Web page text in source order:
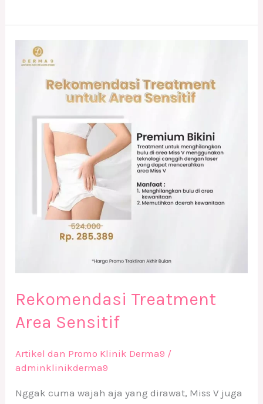
Rekomendasi Treatment
Area Sensitif
Artikel dan Promo Klinik Derma9 /
adminklinikderma9
Nggak cuma wajah aja yang dirawat, Miss V juga
Rekomendasi
Treatment